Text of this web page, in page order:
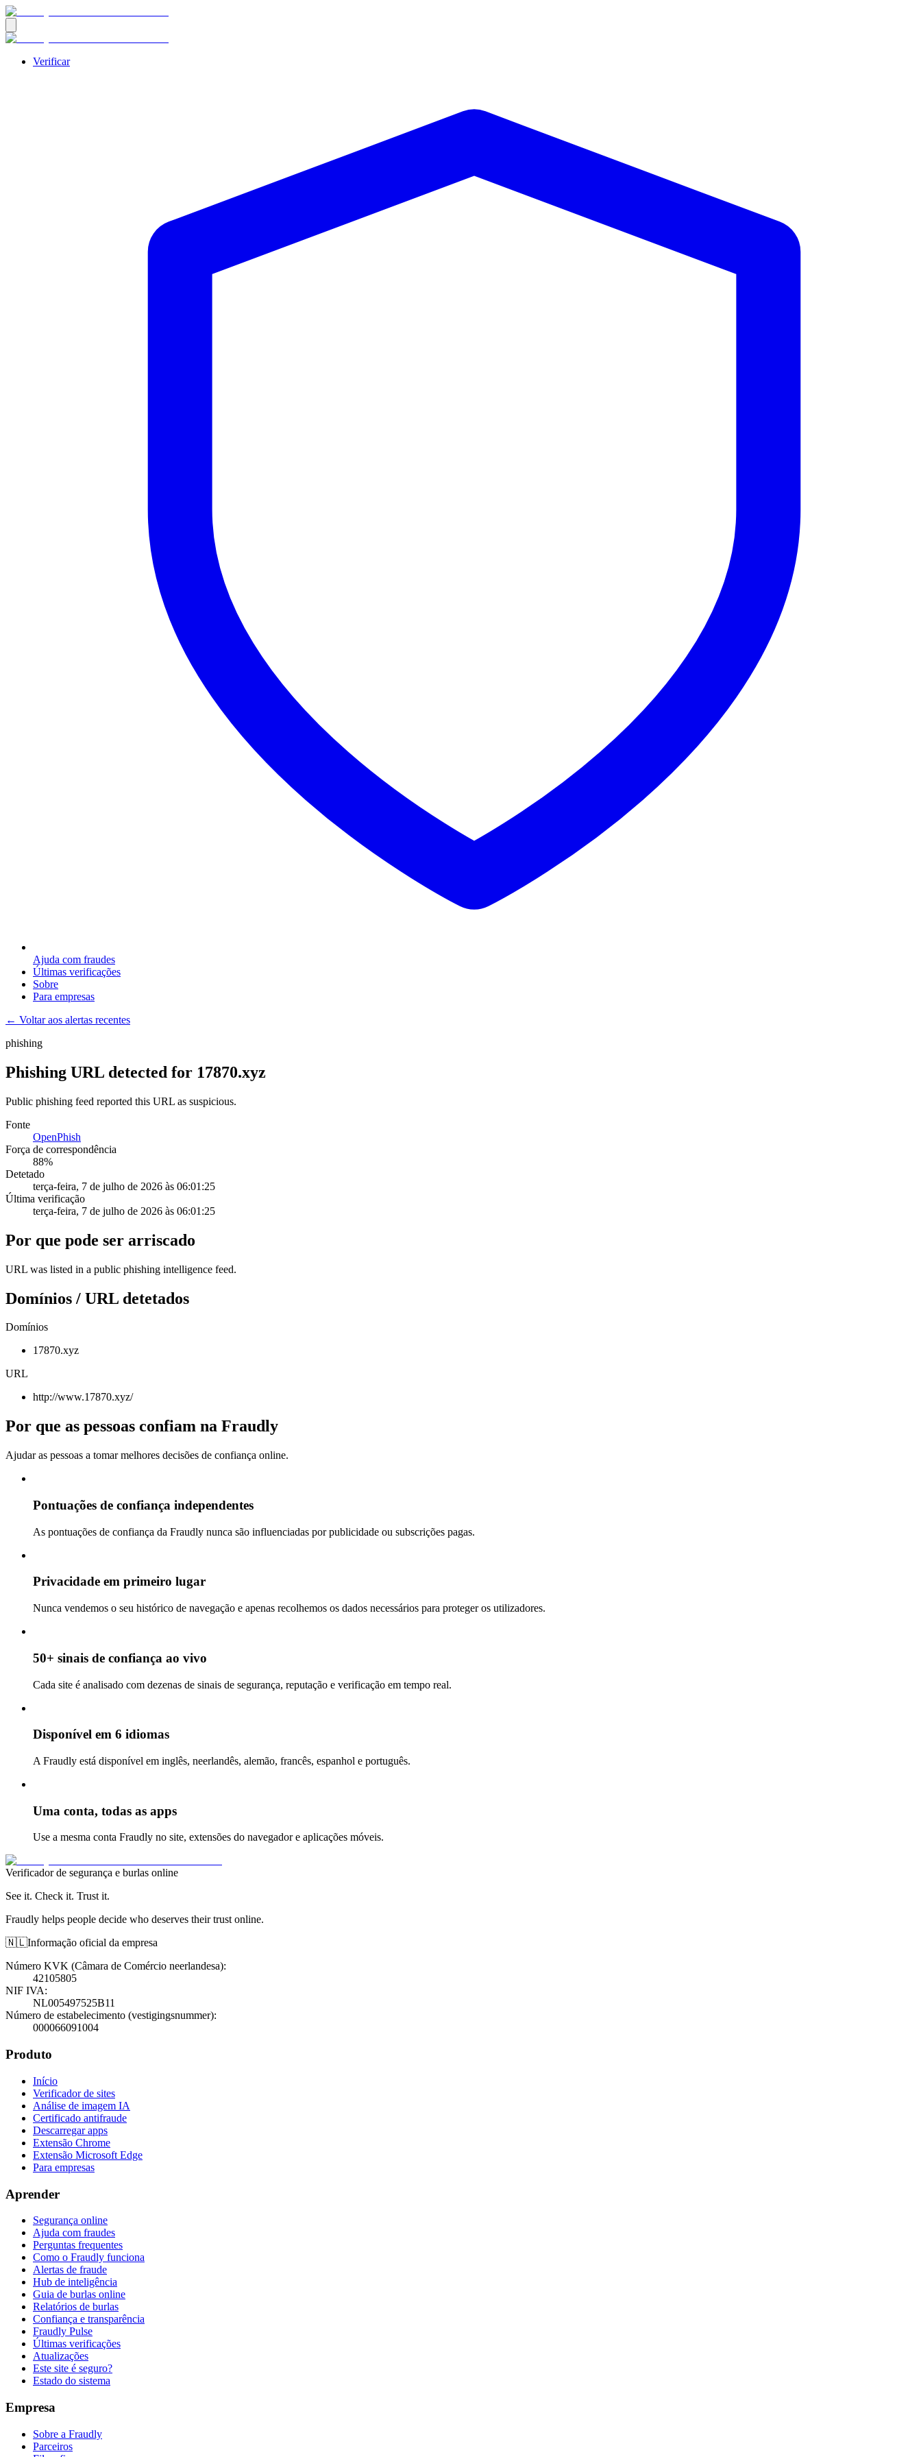
Verificar
Ajuda com fraudes
Últimas verificações
Sobre
Para empresas
← Voltar aos alertas recentes
phishing
Phishing URL detected for 17870.xyz
Public phishing feed reported this URL as suspicious.
Fonte
OpenPhish
Força de correspondência
88%
Detetado
terça-feira, 7 de julho de 2026 às 06:01:25
Última verificação
terça-feira, 7 de julho de 2026 às 06:01:25
Por que pode ser arriscado
URL was listed in a public phishing intelligence feed.
Domínios / URL detetados
Domínios
17870.xyz
URL
http://www.17870.xyz/
Por que as pessoas confiam na Fraudly
Ajudar as pessoas a tomar melhores decisões de confiança online.
Pontuações de confiança independentes
As pontuações de confiança da Fraudly nunca são influenciadas por publicidade ou subscrições pagas.
Privacidade em primeiro lugar
Nunca vendemos o seu histórico de navegação e apenas recolhemos os dados necessários para proteger os utilizadores.
50+ sinais de confiança ao vivo
Cada site é analisado com dezenas de sinais de segurança, reputação e verificação em tempo real.
Disponível em 6 idiomas
A Fraudly está disponível em inglês, neerlandês, alemão, francês, espanhol e português.
Uma conta, todas as apps
Use a mesma conta Fraudly no site, extensões do navegador e aplicações móveis.
Verificador de segurança e burlas online
See it. Check it. Trust it.
Fraudly helps people decide who deserves their trust online.
🇳🇱Informação oficial da empresa
Número KVK (Câmara de Comércio neerlandesa):
42105805
NIF IVA:
NL005497525B11
Número de estabelecimento (vestigingsnummer):
000066091004
Produto
Início
Verificador de sites
Análise de imagem IA
Certificado antifraude
Descarregar apps
Extensão Chrome
Extensão Microsoft Edge
Para empresas
Aprender
Segurança online
Ajuda com fraudes
Perguntas frequentes
Como o Fraudly funciona
Alertas de fraude
Hub de inteligência
Guia de burlas online
Relatórios de burlas
Confiança e transparência
Fraudly Pulse
Últimas verificações
Atualizações
Este site é seguro?
Estado do sistema
Empresa
Sobre a Fraudly
Parceiros